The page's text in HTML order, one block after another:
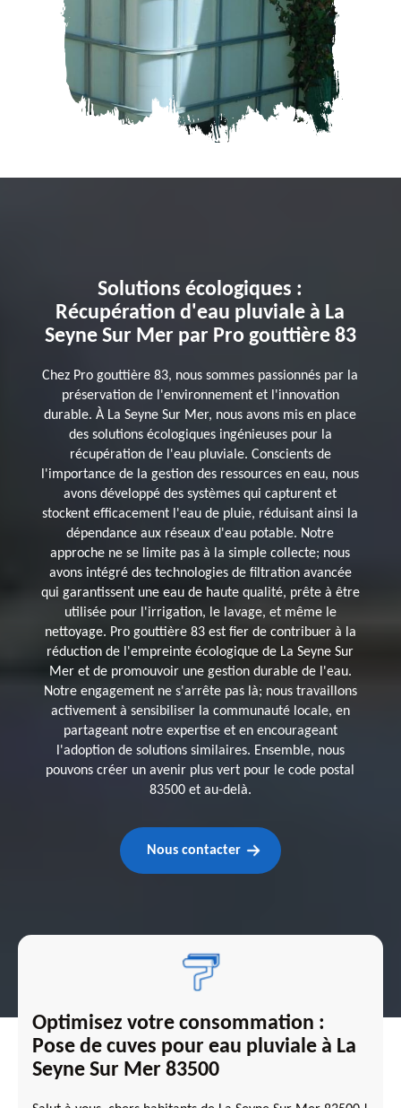
Solutions écologiques :
Récupération d'eau pluviale à La
Seyne Sur Mer par Pro gouttière 83
Chez Pro gouttière 83, nous sommes passionnés par la
préservation de l'environnement et l'innovation
durable. À La Seyne Sur Mer, nous avons mis en place
des solutions écologiques ingénieuses pour la
récupération de l'eau pluviale. Conscients de
l'importance de la gestion des ressources en eau, nous
avons développé des systèmes qui capturent et
stockent efficacement l'eau de pluie, réduisant ainsi la
dépendance aux réseaux d'eau potable. Notre
approche ne se limite pas à la simple collecte; nous
avons intégré des technologies de filtration avancée
qui garantissent une eau de haute qualité, prête à être
utilisée pour l'irrigation, le lavage, et même le
nettoyage. Pro gouttière 83 est fier de contribuer à la
réduction de l'empreinte écologique de La Seyne Sur
Mer et de promouvoir une gestion durable de l'eau.
Notre engagement ne s'arrête pas là; nous travaillons
activement à sensibiliser la communauté locale, en
partageant notre expertise et en encourageant
l'adoption de solutions similaires. Ensemble, nous
pouvons créer un avenir plus vert pour le code postal
83500 et au-delà.
Nous contacter
Optimisez votre consommation :
Pose de cuves pour eau pluviale à La
Seyne Sur Mer 83500